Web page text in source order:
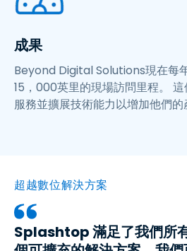
成果
Beyond Digital Solutions現在每
15，000英里的現場訪問里程。
服務並擴展技術能力以增加他們的
超越數位解決方案
Splashtop 滿足了我們所